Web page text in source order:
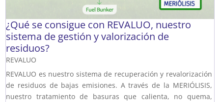
¿Qué se consigue con REVALUO, nuestro
sistema de gestión y valorización de
residuos?
REVALUO
REVALUO es nuestro sistema de recuperación y revalorización
de residuos de bajas emisiones. A través de la MERIÓLISIS,
nuestro tratamiento de basuras que calienta, no quema,